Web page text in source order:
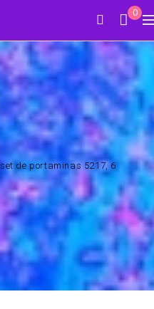
0
set de portaminas 5217, 6